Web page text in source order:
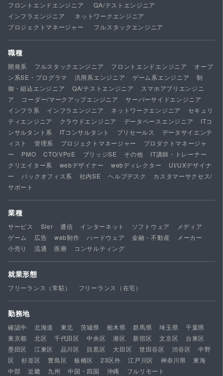
フロントエンドエンジニア
QA/テストエンジニア
インフラエンジニア
ネットワークエンジニア
プロジェクトマネージャー
フルスタックエンジニア
職種
開発系 フルスタックエンジニア フロントエンドエンジニア
オープ
ン系SE・プログラマ
汎用系エンジニア ゲーム系エンジニア
制
御・組込エンジニア
QA/テストエンジニア
スマホアプリエンジニ
ア
コーダー/マークアップエンジニア
サーバーサイドエンジニア
インフラ系
インフラエンジニア ネットワークエンジニア
セキュリ
ティエンジニア
クラウドエンジニア データベースエンジニア
ITコ
ンサルタント系
ITコンサルタント プリセールス
データサイエンテ
ィスト
管理系 プロジェクトマネージャー
プロダクトマネージャ
ー
PMO CTO/VPoE ブリッジSE その他
IT講師・トレーナー
クリエイター系
webデザイナー webディレクター
UI/UXデザイナ
ー
バックオフィス系 社内SE ヘルプデスク
カスタマーサクセス/
サポート
業種
サービス SIer 通信 インターネット ソフトウェア
メディア
ゲーム
広告 web制作 ハードウェア 金融・不動産
メーカー
小売り
流通 医療 コンサルティング
就業形態
フリーランス（常駐） フリーランス（在宅）
勤務地
確認中 北海道 東北 茨城県 栃木県 群馬県 埼玉県
千葉県
東京都
北区 千代田区 中央区 港区 新宿区 文京区
台東区
墨田区
江東区 品川区 目黒区 大田区 世田谷区 渋谷区
中野
区
杉並区 豊島区 板橋区 23区外 江戸川区 神奈川県
東海
中部
近畿 九州 中国・四国 沖縄 フルリモート